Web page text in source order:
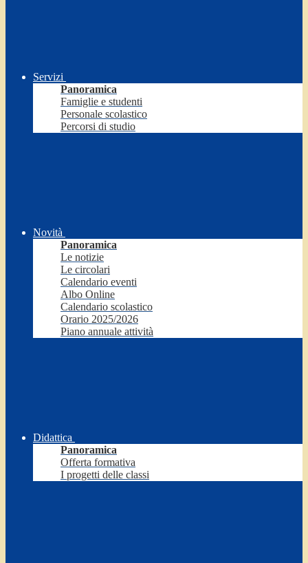
Servizi
Panoramica
Famiglie e studenti
Personale scolastico
Percorsi di studio
Novità
Panoramica
Le notizie
Le circolari
Calendario eventi
Albo Online
Calendario scolastico
Orario 2025/2026
Piano annuale attività
Didattica
Panoramica
Offerta formativa
I progetti delle classi